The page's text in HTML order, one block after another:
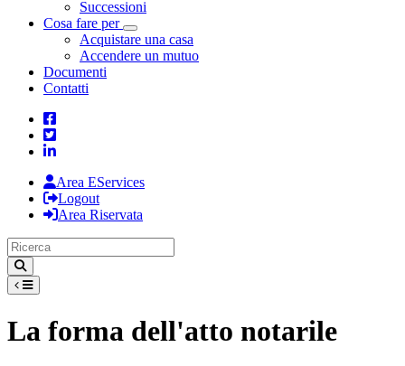
Successioni
Cosa fare per
Toggle Dropdown
Acquistare una casa
Accendere un mutuo
Documenti
Contatti
Area EServices
Logout
Area Riservata
La forma dell'atto notarile